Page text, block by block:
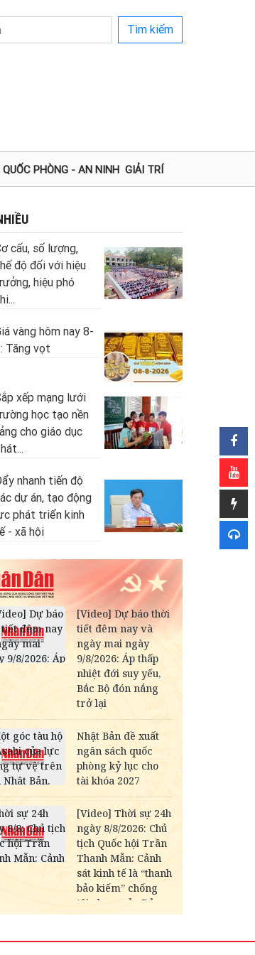
Tìm kiếm
QUỐC PHÒNG - AN NINH GIẢI TRÍ
cấu, số lượng,
độ đối với hiệu
hiệu phó
vàng hôm nay 8-
Tăng vọt
xếp mạng lưới
học tạo nền
cho giáo dục
nhanh tiến độ
dự án, tạo động
phát triển kinh
- xã hội